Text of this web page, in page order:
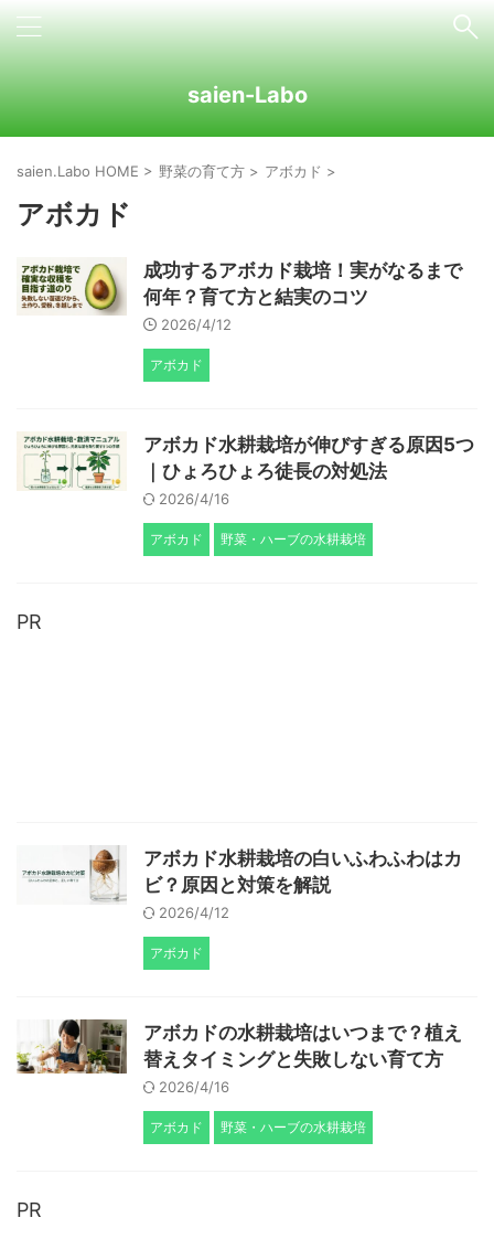
saien-Labo
saien.Labo HOME > 野菜の育て方 > アボカド >
アボカド
成功するアボカド栽培！実がなるまで
何年？育て方と結実のコツ
2026/4/12
アボカド
アボカド水耕栽培が伸びすぎる原因5つ
｜ひょろひょろ徒長の対処法
2026/4/16
アボカド 野菜・ハーブの水耕栽培
PR
アボカド水耕栽培の白いふわふわはカ
ビ？原因と対策を解説
2026/4/12
アボカド
アボカドの水耕栽培はいつまで？植え
替えタイミングと失敗しない育て方
2026/4/16
アボカド 野菜・ハーブの水耕栽培
PR